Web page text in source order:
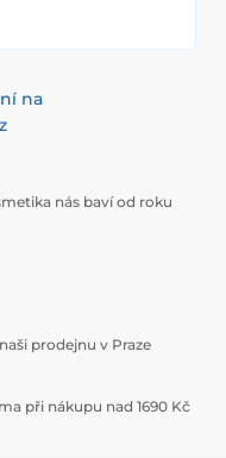
na
nás baví od roku
prodejnu v Praze
při nákupu nad 1690 Kč